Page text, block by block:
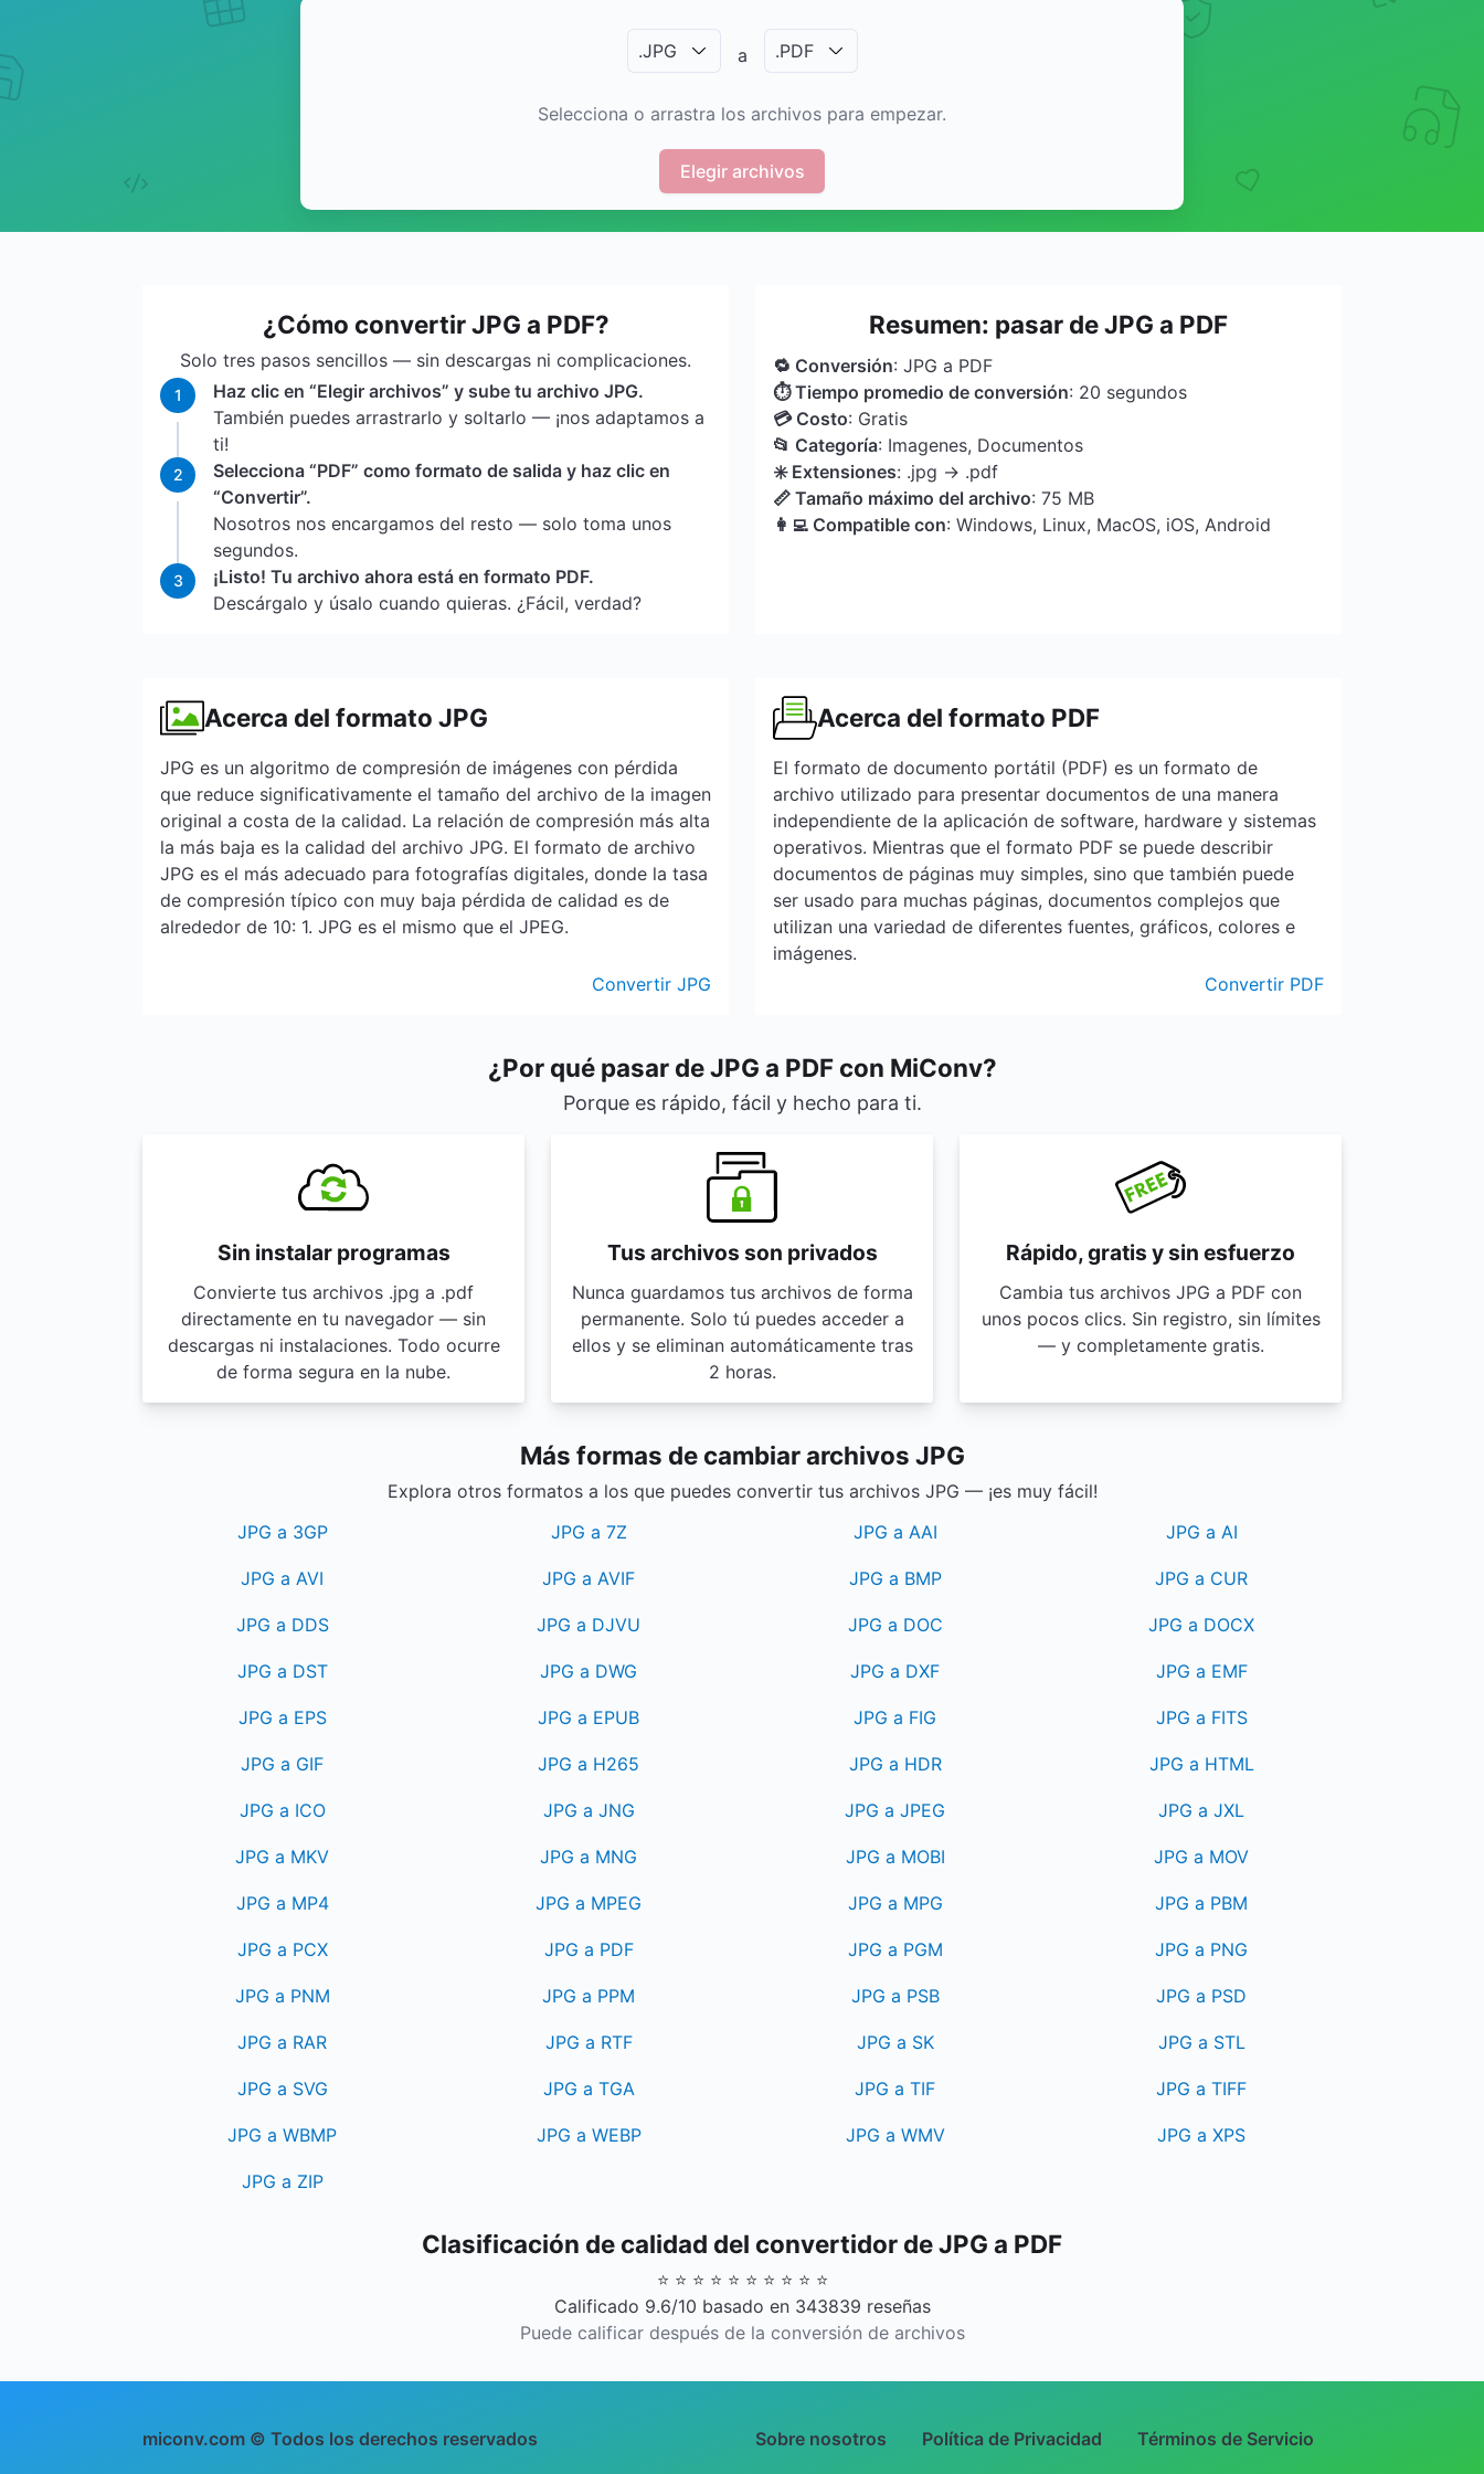
.JPG a .PDF
Selecciona o arrastra los archivos para empezar.
Elegir archivos
¿Cómo convertir JPG a PDF?
Solo tres pasos sencillos — sin descargas ni complicaciones.
1
Haz clic en “Elegir archivos” y sube tu archivo JPG.
También puedes arrastrarlo y soltarlo — ¡nos adaptamos a
ti!
2
Selecciona “PDF” como formato de salida y haz clic en
“Convertir”.
Nosotros nos encargamos del resto — solo toma unos
segundos.
3
¡Listo! Tu archivo ahora está en formato PDF.
Descárgalo y úsalo cuando quieras. ¿Fácil, verdad?
Resumen: pasar de JPG a PDF
🔁 Conversión: JPG a PDF
⏱ Tiempo promedio de conversión: 20 segundos
💳 Costo: Gratis
📂 Categoría: Imagenes, Documentos
✳️ Extensiones: .jpg → .pdf
📏 Tamaño máximo del archivo: 75 MB
👩‍💻 Compatible con: Windows, Linux, MacOS, iOS, Android
Acerca del formato JPG
JPG es un algoritmo de compresión de imágenes con pérdida
que reduce significativamente el tamaño del archivo de la imagen
original a costa de la calidad. La relación de compresión más alta
la más baja es la calidad del archivo JPG. El formato de archivo
JPG es el más adecuado para fotografías digitales, donde la tasa
de compresión típico con muy baja pérdida de calidad es de
alrededor de 10: 1. JPG es el mismo que el JPEG.
Convertir JPG
Acerca del formato PDF
El formato de documento portátil (PDF) es un formato de
archivo utilizado para presentar documentos de una manera
independiente de la aplicación de software, hardware y sistemas
operativos. Mientras que el formato PDF se puede describir
documentos de páginas muy simples, sino que también puede
ser usado para muchas páginas, documentos complejos que
utilizan una variedad de diferentes fuentes, gráficos, colores e
imágenes.
Convertir PDF
¿Por qué pasar de JPG a PDF con MiConv?
Porque es rápido, fácil y hecho para ti.
Sin instalar programas
Convierte tus archivos .jpg a .pdf
directamente en tu navegador — sin
descargas ni instalaciones. Todo ocurre
de forma segura en la nube.
Tus archivos son privados
Nunca guardamos tus archivos de forma
permanente. Solo tú puedes acceder a
ellos y se eliminan automáticamente tras
2 horas.
Rápido, gratis y sin esfuerzo
Cambia tus archivos JPG a PDF con
unos pocos clics. Sin registro, sin límites
— y completamente gratis.
Más formas de cambiar archivos JPG
Explora otros formatos a los que puedes convertir tus archivos JPG — ¡es muy fácil!
JPG a 3GP
JPG a 7Z JPG a AAI JPG a AI
JPG a AVI JPG a AVIF JPG a BMP JPG a CUR
JPG a DDS JPG a DJVU JPG a DOC JPG a DOCX
JPG a DST JPG a DWG JPG a DXF JPG a EMF
JPG a EPS JPG a EPUB JPG a FIG JPG a FITS
JPG a GIF JPG a H265 JPG a HDR JPG a HTML
JPG a ICO JPG a JNG JPG a JPEG JPG a JXL
JPG a MKV JPG a MNG JPG a MOBI JPG a MOV
JPG a MP4 JPG a MPEG JPG a MPG JPG a PBM
JPG a PCX JPG a PDF JPG a PGM JPG a PNG
JPG a PNM JPG a PPM JPG a PSB JPG a PSD
JPG a RAR JPG a RTF JPG a SK JPG a STL
JPG a SVG JPG a TGA JPG a TIF JPG a TIFF
JPG a WBMP JPG a WEBP JPG a WMV JPG a XPS
JPG a ZIP
Clasificación de calidad del convertidor de JPG a PDF
⭐ ⭐ ⭐ ⭐ ⭐ ⭐ ⭐ ⭐ ⭐ ⭐
Calificado 9.6/10 basado en 343839 reseñas
Puede calificar después de la conversión de archivos
miconv.com © Todos los derechos reservados Sobre nosotros Política de Privacidad Términos de Servicio